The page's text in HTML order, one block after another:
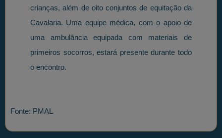
crianças, além de oito conjuntos de equitação da
Cavalaria. Uma equipe médica, com o apoio de
uma ambulância equipada com materiais de
primeiros socorros, estará presente durante todo
o encontro.
Fonte: PMAL